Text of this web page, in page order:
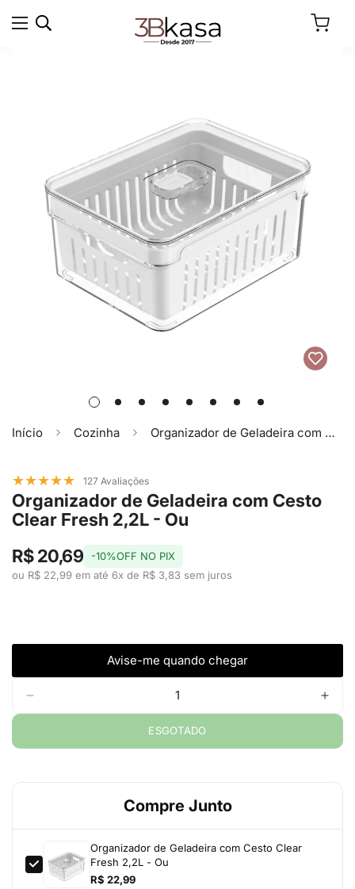
Início Cozinha Organizador de Geladeira com Cesto Clear Fresh 2,2L - Ou
★★★★★ 127 Avaliações
Organizador de Geladeira com Cesto
Clear Fresh 2,2L - Ou
R$ 20,69
-10%OFF NO PIX
ou R$ 22,99 em até 6x de R$ 3,83 sem juros
ESGOTADO
Avise-me quando chegar
Compre Junto
Organizador de Geladeira com Cesto Clear
Fresh 2,2L - Ou
R$ 22,99